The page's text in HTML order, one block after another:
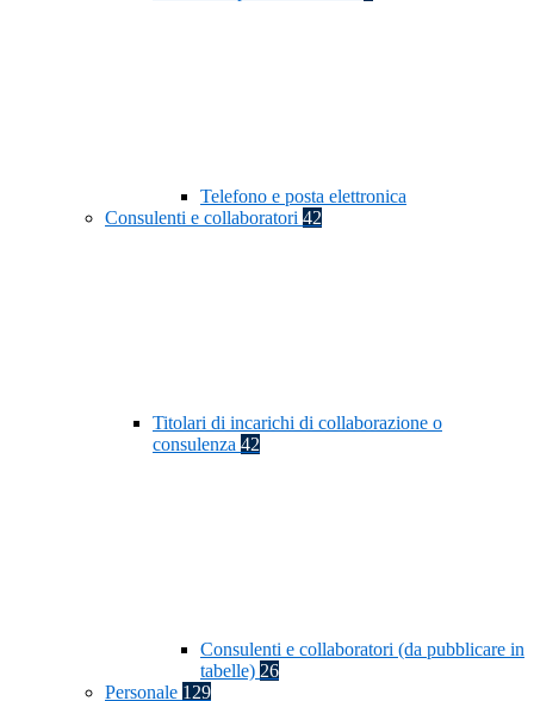
Telefono e posta elettronica
Consulenti e collaboratori 42
Titolari di incarichi di collaborazione o
consulenza 42
Consulenti e collaboratori (da pubblicare in
tabelle) 26
Personale 129